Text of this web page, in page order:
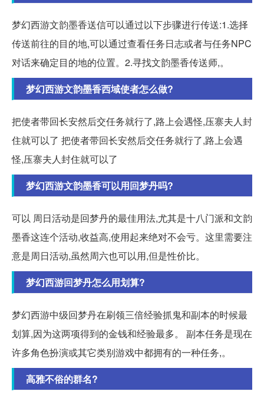
梦幻西游文韵墨香送信可以通过以下步骤进行传送:1.选择
传送前往的目的地,可以通过查看任务日志或者与任务NPC
对话来确定目的地的位置。2.寻找文韵墨香传送师,。
梦幻西游文韵墨香西域使者怎么做?
把使者带回长安然后交任务就行了,路上会遇怪,压寨夫人封
住就可以了 把使者带回长安然后交任务就行了,路上会遇
怪,压寨夫人封住就可以了
梦幻西游文韵墨香可以用回梦丹吗?
可以 周日活动是回梦丹的最佳用法,尤其是十八门派和文韵
墨香这连个活动,收益高,使用起来绝对不会亏。这里需要注
意是周日活动,虽然周六也可以用,但是性价比。
梦幻西游回梦丹怎么用划算?
梦幻西游中级回梦丹在刷领三倍经验抓鬼和副本的时候最
划算,因为这两项得到的金钱和经验最多。 副本任务是现在
许多角色扮演或其它类别游戏中都拥有的一种任务,。
高雅不俗的群名?